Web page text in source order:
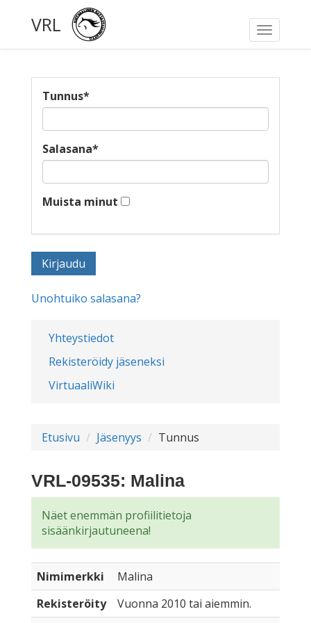
Toggle
VRL
Yhteystiedot
Rekisteröidy jäseneksi
VirtuaaliWiki
Tunnus*
Salasana*
Muista minut
Unohtuiko salasana?
Etusivu Jäsenyys Tunnus
VRL-09535: Malina
Näet enemmän profiilitietoja
sisäänkirjautuneena!
Nimimerkki
Malina
Rekisteröity
Vuonna 2010 tai aiemmin.